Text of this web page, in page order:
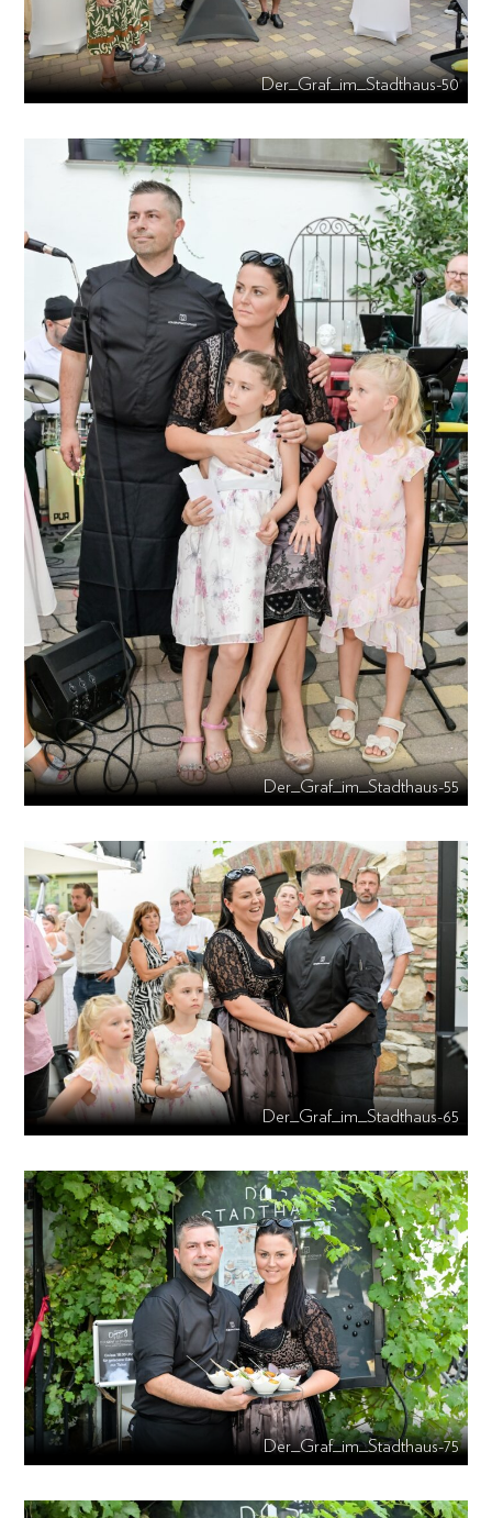
Der_Graf_im_Stadthaus-50
Der_Graf_im_Stadthaus-55
Der_Graf_im_Stadthaus-65
Der_Graf_im_Stadthaus-75